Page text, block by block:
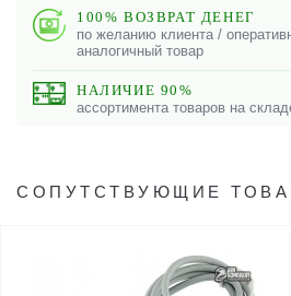
100% ВОЗВРАТ ДЕНЕГ
по желанию клиента /
аналогичный товар
НАЛИЧИЕ 90%
ассортимента товаров на
СОПУТСТВУЮЩИЕ